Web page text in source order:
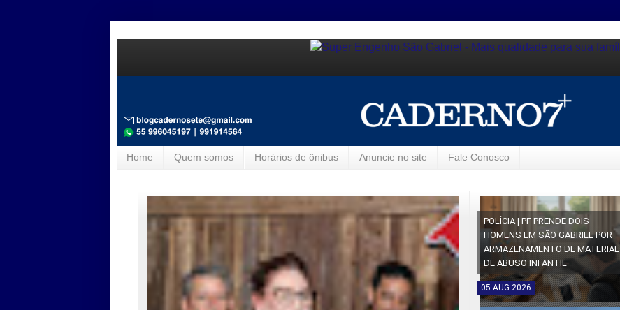
Home Quem somos Horários de ônibus Anuncie no site Fale Conosco
POLÍCIA | PF PRENDE DOIS
HOMENS EM SÃO GABRIEL POR
ARMAZENAMENTO DE MATERIAL
DE ABUSO INFANTIL
05 AUG 2026